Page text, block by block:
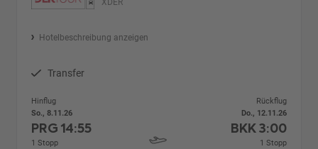
XDER
Hotelbeschreibung anzeigen
Transfer
Hinflug
So., 8.11.26
PRG14:55
1 Stopp
Rückflug
Do., 12.11.26
BKK3:00
1 Stopp